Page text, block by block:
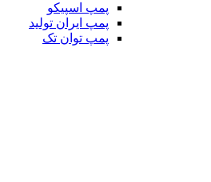
پمپ اسپیکو
پمپ ایران تولید
پمپ توان تک